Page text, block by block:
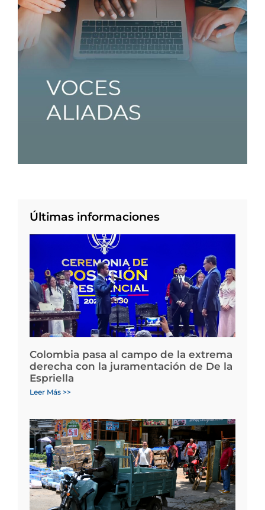
Últimas informaciones
Colombia pasa al campo de la extrema
derecha con la juramentación de De la
Espriella
Leer Más >>